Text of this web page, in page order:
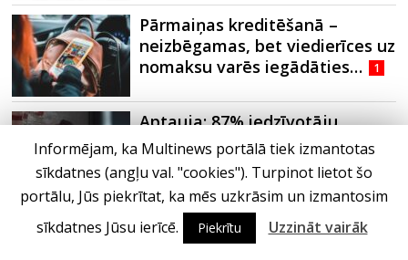
Pārmaiņas kreditēšanā –
neizbēgamas, bet viedierīces uz
nomaksu varēs iegādāties…
1
Aptauja: 87% iedzīvotāju
saskārušies ar krāpšanu, naudu
zaudējuši 14%
Ādas aizsardzība –
neatņemams solis ik dienu
Informējam, ka Multinews portālā tiek izmantotas
sīkdatnes (angļu val. "cookies"). Turpinot lietot šo
portālu, Jūs piekrītat, ka mēs uzkrāsim un izmantosim
sīkdatnes Jūsu ierīcē.
Piekrītu Uzzināt vairāk